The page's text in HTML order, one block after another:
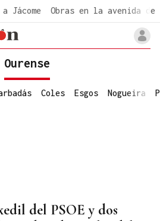
Jácome Obras en la avenida de
Ourense
Coles Esgos Nogueira
del PSOE y dos